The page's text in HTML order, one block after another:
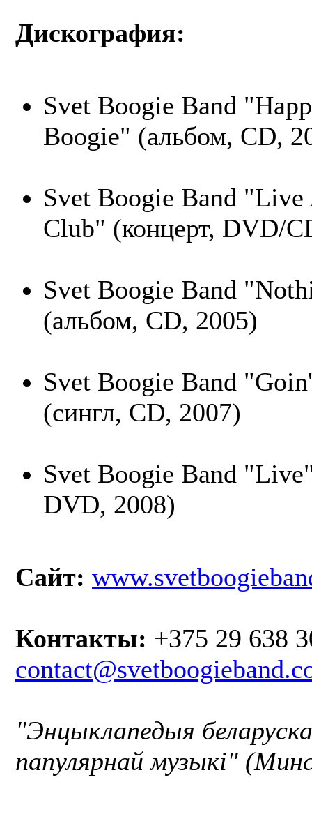
Дискография:
Svet Boogie Band
Boogie" (альбом, CD,
Svet Boogie Band
Club" (концерт, DVD/
Svet Boogie Band
(альбом, CD, 2005)
Svet Boogie Band
(сингл, CD, 2007)
Svet Boogie Band
DVD, 2008)
Сайт:
Контакты: +375 29 638
"Энцыклапедыя
папулярнай музыкі"